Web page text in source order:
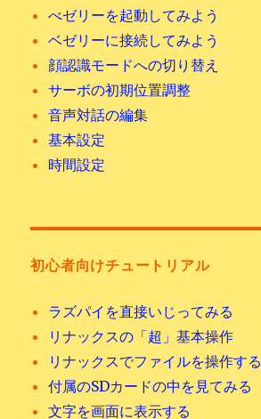
べゼリーを起動してみよう
ベゼリーに接続してみよう
顔認識モードへの切り替え
サーボの初期位置調整
音声対話の編集
基本設定
時間設定
初心者向けチュートリアル
ラズパイを直接いじってみる
リナックスの「超」基本操作
リナックスでファイルを操作する
付属のSDカードの中を見てみる
文字を画面に表示する